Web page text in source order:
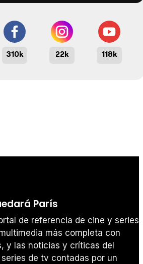
310k 22k 118k
París
de referencia de cine y series.
más completa con
y las noticias y críticas del
de tv contadas por un